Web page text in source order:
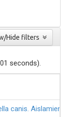
seconds).
canis. Aislamiento